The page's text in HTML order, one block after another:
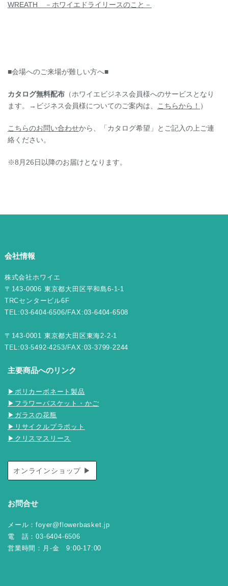
WREATH －ホワイエドライリースのこと－
■会場へのご来場が難しい方へ■
カタログ無料配布 （ホワイエビジネス会員様へのサービスとなり
ます。→ビジネス会員様についてのご案内は、
こちらから！ ）
こちらのお問い合わせから、「カタログ希望」とご記入の上ご連
絡ください。
※8月26日以降のお届けとなります。
会社情報
株式会社ホワイエ
〒143-0006 東京都大田区平和島6-1-1
TRCセンタービル6F
TEL:03-6404-6506/FAX:03-6404-6508
〒143-0001 東京都大田区東海2-2-1
TEL:03-5492-4253/FAX:03-3799-2244
主要商品へのリンク
▶ポリカーボネート製品
▶フラワーバスケット・かご
▶ガラスの花瓶
▶リサイクルプラポット
▶クリスマスリース
オンラインショップ ▶
お問合せ
メール：foyer@flowerbasket.jp
電 話：03-6404-6506
営業時間：月-金 9:00-17:00